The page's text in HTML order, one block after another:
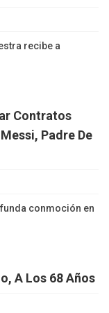
recibe a
Contratos
Padre De
conmoción en
A Los 68 Años